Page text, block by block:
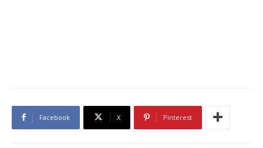
Facebook X Pinterest